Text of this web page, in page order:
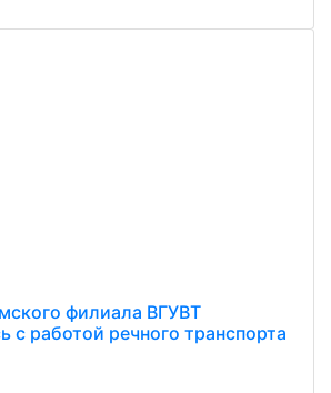
филиала ВГУВТ
с работой речного транспорта